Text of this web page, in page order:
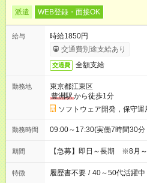
派遣 WEB登録・面接OK
給与
時給1850円
交通費別途支給あり
交通費 全額支給
勤務地
東京都江東区
豊洲駅から徒歩1分
ソフトウェア開発，保守運
勤務時間 09:00～17:30(実働7時間30
期間 【急募】即日～長期 ※8月～
特徴 履歴書不要 / 40～50代活躍中